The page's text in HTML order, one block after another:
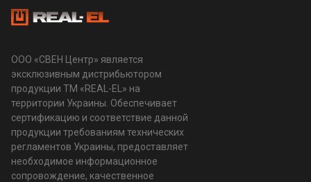
ООО «СВЕН Центр» является
эксклюзивным дистрибьютором
продукции ТМ «REAL-EL» на
территории Украины. Обеспечивает
сертификацию и соответствие данной
продукции требованиям технических
регламентов Украины, предоставляет
необходимое информационное
сопровождение, качественное